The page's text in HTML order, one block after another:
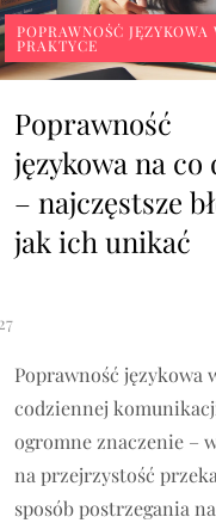
POPRAWNOŚĆ JĘZYKOWA
PRAKTYCE
Poprawność
językowa na co
– najczęstsze
jak ich unikać
Poprawność językowa
codziennej
ogromne znaczenie –
na przejrzystość
sposób postrzegania